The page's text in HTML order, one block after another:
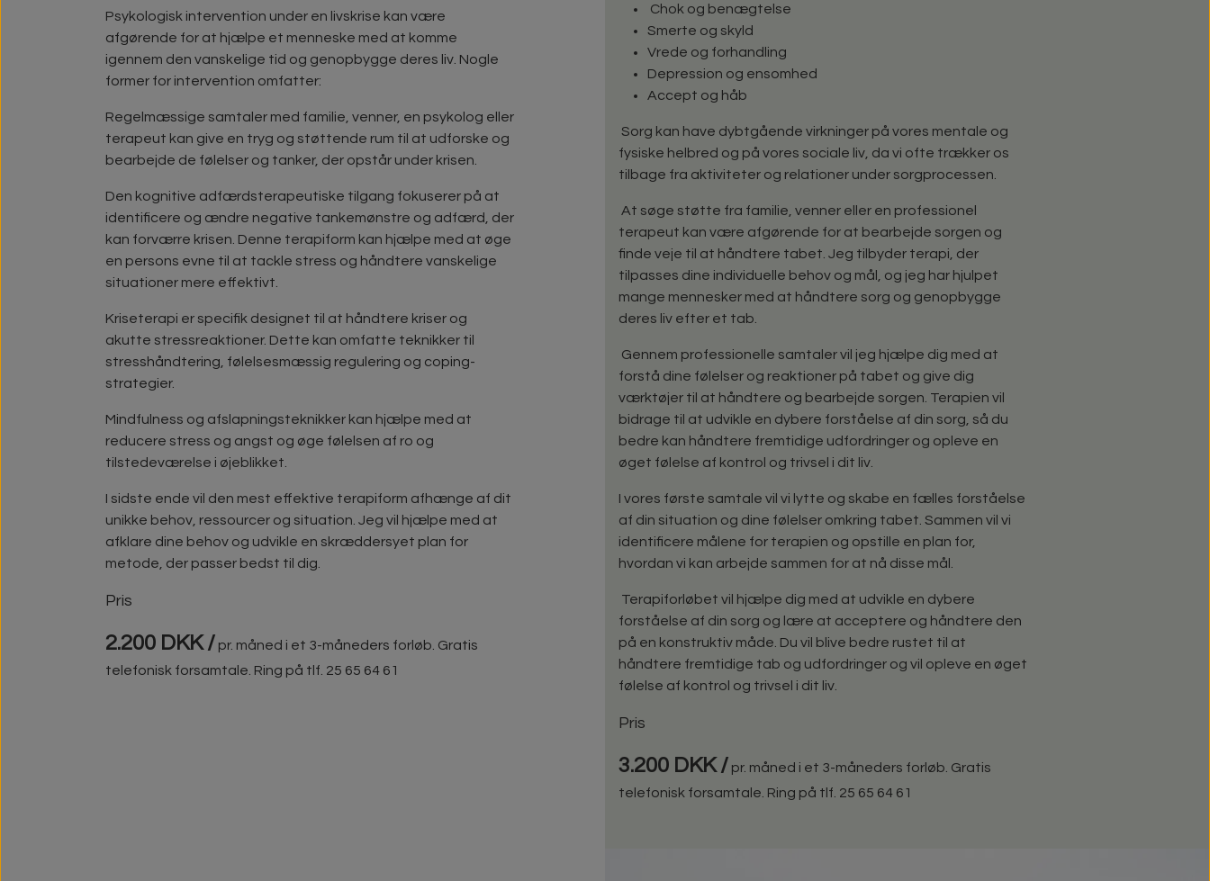
Psykologisk intervention under en livskrise kan være
afgørende for at hjælpe et menneske med at komme
igennem den vanskelige tid og genopbygge deres liv. Nogle
former for intervention omfatter:
Regelmæssige samtaler med familie, venner, en psykolog eller
terapeut kan give en tryg og støttende rum til at udforske og
bearbejde de følelser og tanker, der opstår under krisen.
Den kognitive adfærdsterapeutiske tilgang fokuserer på at
identificere og ændre negative tankemønstre og adfærd, der
kan forværre krisen. Denne terapiform kan hjælpe med at øge
en persons evne til at tackle stress og håndtere vanskelige
situationer mere effektivt.
Kriseterapi er specifik designet til at håndtere kriser og
akutte stressreaktioner. Dette kan omfatte teknikker til
stresshåndtering, følelsesmæssig regulering og coping-
strategier.
Mindfulness og afslapningsteknikker kan hjælpe med at
reducere stress og angst og øge følelsen af ro og
tilstedeværelse i øjeblikket.
I sidste ende vil den mest effektive terapiform afhænge af dit
unikke behov, ressourcer og situation. Jeg vil hjælpe med at
afklare dine behov og udvikle en skræddersyet plan for
metode, der passer bedst til dig.
Pris
2.200 DKK / pr. måned i et 3-måneders forløb. Gratis
telefonisk forsamtale. Ring på tlf. 25 65 64 61
Chok og benægtelse
Smerte og skyld
Vrede og forhandling
Depression og ensomhed
Accept og håb
Sorg kan have dybtgående virkninger på vores mentale og
fysiske helbred og på vores sociale liv, da vi ofte trækker os
tilbage fra aktiviteter og relationer under sorgprocessen.
At søge støtte fra familie, venner eller en professionel
terapeut kan være afgørende for at bearbejde sorgen og
finde veje til at håndtere tabet. Jeg tilbyder terapi, der
tilpasses dine individuelle behov og mål, og jeg har hjulpet
mange mennesker med at håndtere sorg og genopbygge
deres liv efter et tab.
Gennem professionelle samtaler vil jeg hjælpe dig med at
forstå dine følelser og reaktioner på tabet og give dig
værktøjer til at håndtere og bearbejde sorgen. Terapien vil
bidrage til at udvikle en dybere forståelse af din sorg, så du
bedre kan håndtere fremtidige udfordringer og opleve en
øget følelse af kontrol og trivsel i dit liv.
I vores første samtale vil vi lytte og skabe en fælles forståelse
af din situation og dine følelser omkring tabet. Sammen vil vi
identificere målene for terapien og opstille en plan for,
hvordan vi kan arbejde sammen for at nå disse mål.
Terapiforløbet vil hjælpe dig med at udvikle en dybere
forståelse af din sorg og lære at acceptere og håndtere den
på en konstruktiv måde. Du vil blive bedre rustet til at
håndtere fremtidige tab og udfordringer og vil opleve en øget
følelse af kontrol og trivsel i dit liv.
Pris
3.200 DKK / pr. måned i et 3-måneders forløb. Gratis
telefonisk forsamtale. Ring på tlf. 25 65 64 61